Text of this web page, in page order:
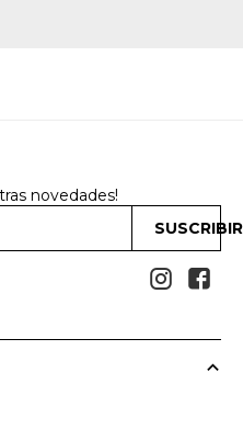
novedades!
 